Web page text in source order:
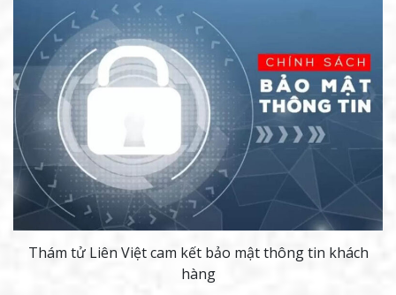
Thám tử Liên Việt cam kết bảo mật thông tin khách
hàng